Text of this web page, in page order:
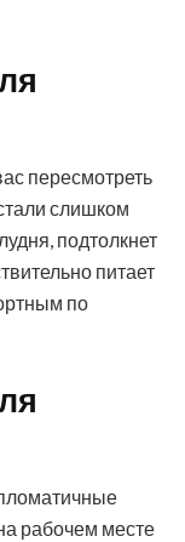
пересмотреть
слишком
подтолкнет
питает
по
рабочем месте